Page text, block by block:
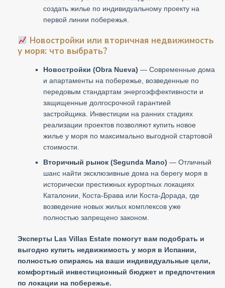
создать жилье по индивидуальному проекту на
первой линии побережья.
Новостройки или вторичная недвижимость
у моря: что выбрать?
Новостройки (Obra Nueva) — Современные дома
и апартаменты на побережье, возведенные по
передовым стандартам энергоэффективности и
защищенные долгосрочной гарантией
застройщика. Инвестиции на ранних стадиях
реализации проектов позволяют купить новое
жилье у моря по максимально выгодной стартовой
стоимости.
Вторичный рынок (Segunda Mano) — Отличный
шанс найти эксклюзивные дома на берегу моря в
исторически престижных курортных локациях
Каталонии, Коста-Брава или Коста-Дорада, где
возведение новых жилых комплексов уже
полностью запрещено законом.
Эксперты Las Villas Estate помогут вам подобрать и
выгодно купить недвижимость у моря в Испании,
полностью опираясь на ваши индивидуальные цели,
комфортный инвестиционный бюджет и предпочтения
по локации на побережье.